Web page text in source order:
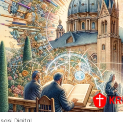
Digital